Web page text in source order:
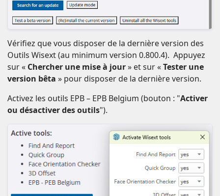
Vérifiez que vous disposer de la dernière version des
Outils Wisext (au minimum version 0.800.4). Appuyez
sur « Chercher une mise à jour» et sur «Tester une
version bêta » pour disposer de la dernière version.
Activez les outils EPB – EPB Belgium (bouton : "Activer
ou désactiver des outils").